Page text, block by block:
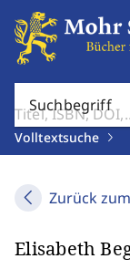
Suchbegriff
Volltextsuche
Zurück
Elisabeth